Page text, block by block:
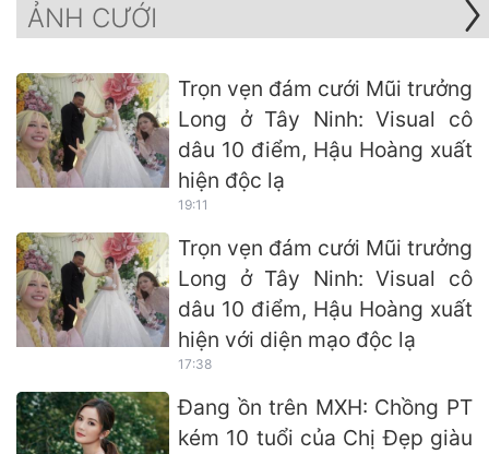
ẢNH CƯỚI
Trọn vẹn đám cưới Mũi trưởng
Long ở Tây Ninh: Visual cô
dâu 10 điểm, Hậu Hoàng xuất
hiện độc lạ
19:11
Trọn vẹn đám cưới Mũi trưởng
Long ở Tây Ninh: Visual cô
dâu 10 điểm, Hậu Hoàng xuất
hiện với diện mạo độc lạ
17:38
Đang ồn trên MXH: Chồng PT
kém 10 tuổi của Chị Đẹp giàu